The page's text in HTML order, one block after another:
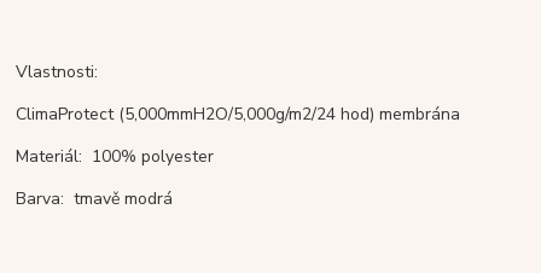
Vlastnosti:
ClimaProtect (5,000mmH2O/5,000g/m2/24 hod) membrána
Materiál: 100% polyester
Barva: tmavě modrá